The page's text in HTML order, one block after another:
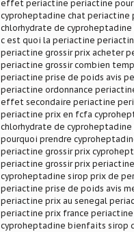
effet periactine periactine pour
cyproheptadine chat periactine
chlorhydrate de
c est quoi la periactine
periactine grossir prix acheter
periactine grossir combien
periactine prise de poids avis
periactine ordonnance
effet secondaire periactine
periactine prix en fcfa
chlorhydrate de
pourquoi prendre
periactine grossir prix
periactine grossir prix
cyproheptadine sirop prix de
periactine prise de poids avis
periactine prix au senegal
periactine prix france
cyproheptadine bienfaits sirop